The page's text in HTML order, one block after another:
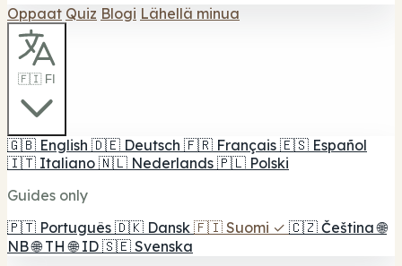
Oppaat Quiz Blogi Lähellä minua
🇫🇮 FI
🇬🇧 English 🇩🇪 Deutsch 🇫🇷 Français 🇪🇸 Español
🇮🇹 Italiano 🇳🇱 Nederlands 🇵🇱 Polski
Guides only
🇵🇹 Português 🇩🇰 Dansk 🇫🇮 Suomi ✓ 🇨🇿 Čeština 🌐
NB 🌐 TH 🌐 ID 🇸🇪 Svenska